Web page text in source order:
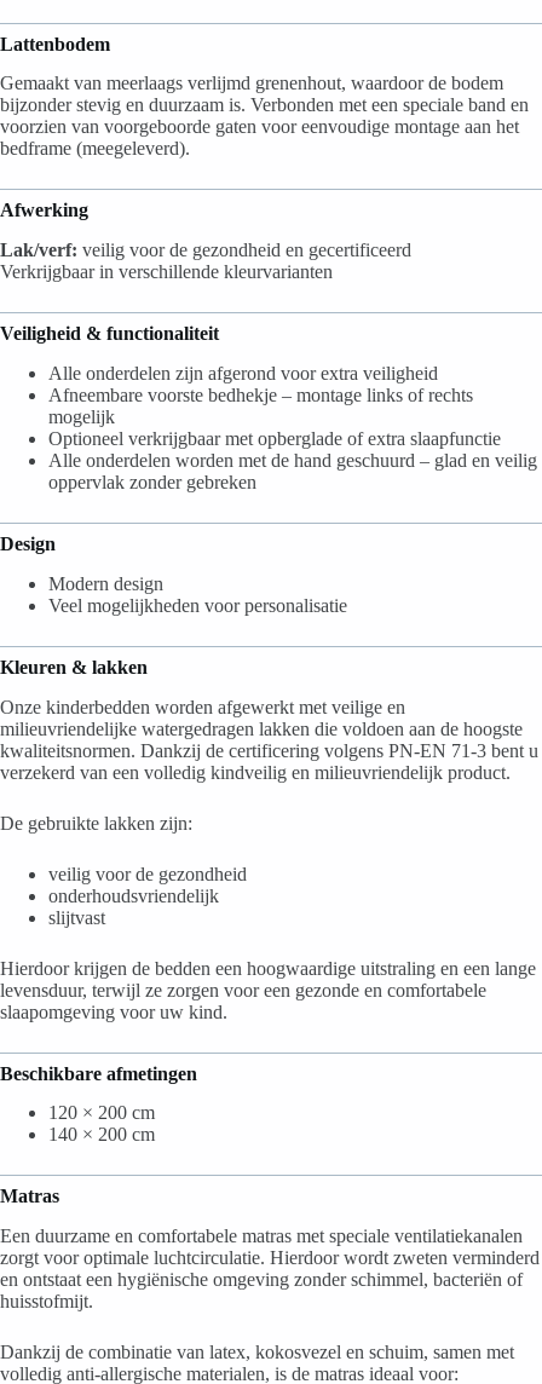
Lattenbodem
Gemaakt van meerlaags verlijmd grenenhout, waardoor de bodem
bijzonder stevig en duurzaam is. Verbonden met een speciale band en
voorzien van voorgeboorde gaten voor eenvoudige montage aan het
bedframe (meegeleverd).
Afwerking
Lak/verf: veilig voor de gezondheid en gecertificeerd
Verkrijgbaar in verschillende kleurvarianten
Veiligheid & functionaliteit
Alle onderdelen zijn afgerond voor extra veiligheid
Afneembare voorste bedhekje – montage links of rechts
mogelijk
Optioneel verkrijgbaar met opberglade of extra slaapfunctie
Alle onderdelen worden met de hand geschuurd – glad en veilig
oppervlak zonder gebreken
Design
Modern design
Veel mogelijkheden voor personalisatie
Kleuren & lakken
Onze kinderbedden worden afgewerkt met veilige en
milieuvriendelijke watergedragen lakken die voldoen aan de hoogste
kwaliteitsnormen. Dankzij de certificering volgens PN-EN 71-3 bent u
verzekerd van een volledig kindveilig en milieuvriendelijk product.
De gebruikte lakken zijn:
veilig voor de gezondheid
onderhoudsvriendelijk
slijtvast
Hierdoor krijgen de bedden een hoogwaardige uitstraling en een lange
levensduur, terwijl ze zorgen voor een gezonde en comfortabele
slaapomgeving voor uw kind.
Beschikbare afmetingen
120 × 200 cm
140 × 200 cm
Matras
Een duurzame en comfortabele matras met speciale ventilatiekanalen
zorgt voor optimale luchtcirculatie. Hierdoor wordt zweten verminderd
en ontstaat een hygiënische omgeving zonder schimmel, bacteriën of
huisstofmijt.
Dankzij de combinatie van latex, kokosvezel en schuim, samen met
volledig anti-allergische materialen, is de matras ideaal voor: